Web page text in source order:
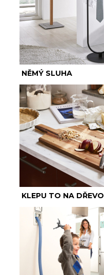
NĚMÝ SLUHA
KLEPU TO NA DŘEVO